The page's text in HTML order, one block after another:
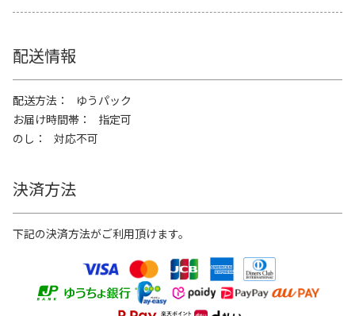
配送情報
配送方法
ゆうパック
お届け時間帯
指定可
のし
対応不可
決済方法
下記の決済方法がご利用頂けます。